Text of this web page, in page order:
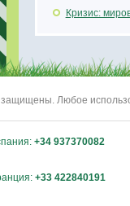
Кризис:
Любое
+34 937370082
+33 422840191